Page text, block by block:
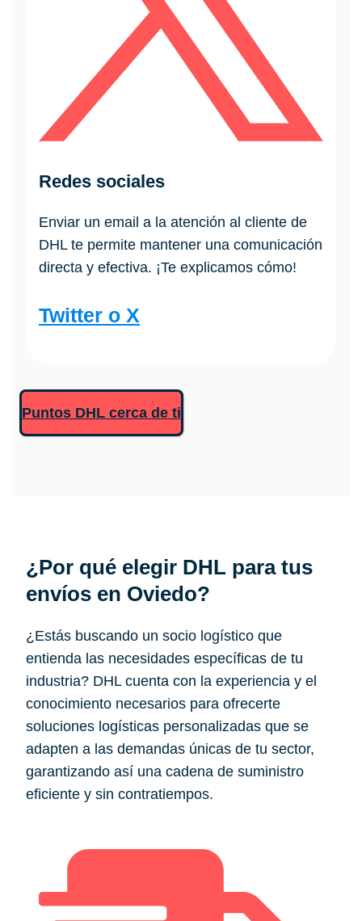
Redes sociales
Enviar un email a la atención al cliente de
DHL te permite mantener una comunicación
directa y efectiva. ¡Te explicamos cómo!
Twitter o X
Puntos DHL cerca de ti
¿Por qué elegir DHL para tus
envíos en Oviedo?
¿Estás buscando un socio logístico que
entienda las necesidades específicas de tu
industria? DHL cuenta con la experiencia y el
conocimiento necesarios para ofrecerte
soluciones logísticas personalizadas que se
adapten a las demandas únicas de tu sector,
garantizando así una cadena de suministro
eficiente y sin contratiempos.